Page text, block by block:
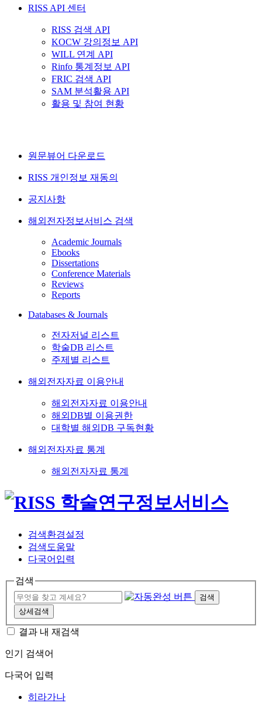
RISS API 센터
RISS 검색 API
KOCW 강의정보 API
WILL 연계 API
Rinfo 통계정보 API
FRIC 검색 API
SAM 분석활용 API
활용 및 참여 현황
원문뷰어 다운로드
RISS 개인정보 재동의
공지사항
해외전자정보서비스 검색
Academic Journals
Ebooks
Dissertations
Conference Materials
Reviews
Reports
Databases & Journals
전자저널 리스트
학술DB 리스트
주제별 리스트
해외전자자료 이용안내
해외전자자료 이용안내
해외DB별 이용권한
대학별 해외DB 구독현황
해외전자자료 통계
해외전자자료 통계
검색환경설정
검색도움말
다국어입력
검색
검색
상세검색
결과 내 재검색
인기 검색어
다국어 입력
히라가나